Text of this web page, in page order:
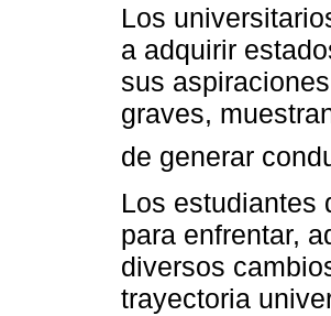
Los
a adquirir
sus
graves,
de generar
Los estudiantes
para enfrentar,
diversos
trayectoria